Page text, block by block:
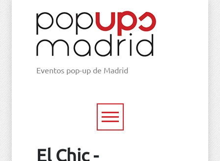
Eventos pop-up de Madrid
El Chic -